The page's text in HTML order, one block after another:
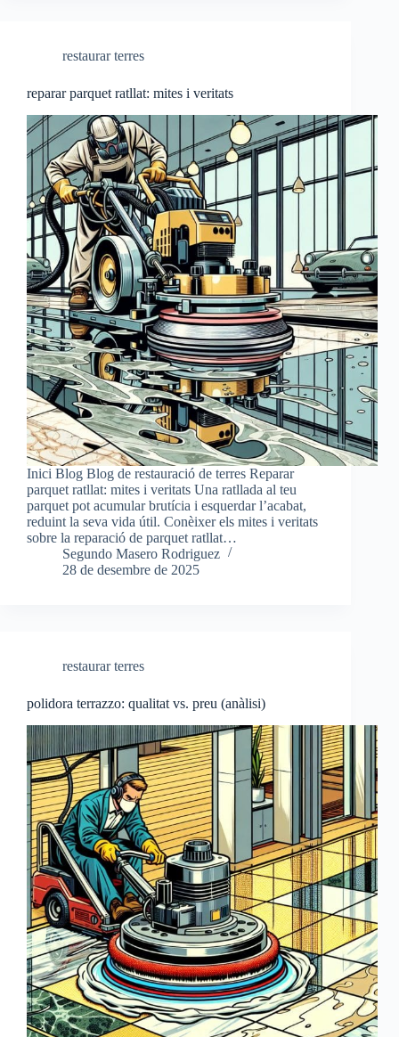
restaurar terres
reparar parquet ratllat: mites i veritats
Inici Blog Blog de restauració de terres Reparar
parquet ratllat: mites i veritats Una ratllada al teu
parquet pot acumular brutícia i esquerdar l’acabat,
reduint la seva vida útil. Conèixer els mites i veritats
sobre la reparació de parquet ratllat…
Segundo Masero Rodriguez
28 de desembre de 2025
restaurar terres
polidora terrazzo: qualitat vs. preu (anàlisi)